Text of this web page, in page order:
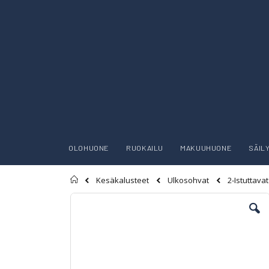
OLOHUONE RUOKAILU MAKUUHUONE
Etusivu
Kesäkalusteet Ulkosohvat 2-
Skip